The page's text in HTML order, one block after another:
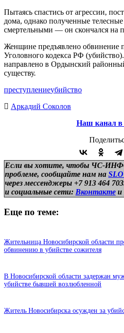
Пытаясь спастись от агрессии,
дома, однако полученные
смертельными — он скончался на
Женщине предъявлено обвинение
Уголовного кодекса РФ
направлено в Ордынский
существу.
преступлениеубийство
Аркадий Соколов
Наш канал
Если вы хотите, чтобы ЧС-
проблеме, сообщайте нам на
через мессенджеры +7 913 464
и социальные сети: Вконтакте и
Еще по теме:
Жительница Новосибирской области
обвинению в убийстве сожителя
В Новосибирской области задержан
убийстве бывшей возлюбленной
Житель Новосибирска осужден за